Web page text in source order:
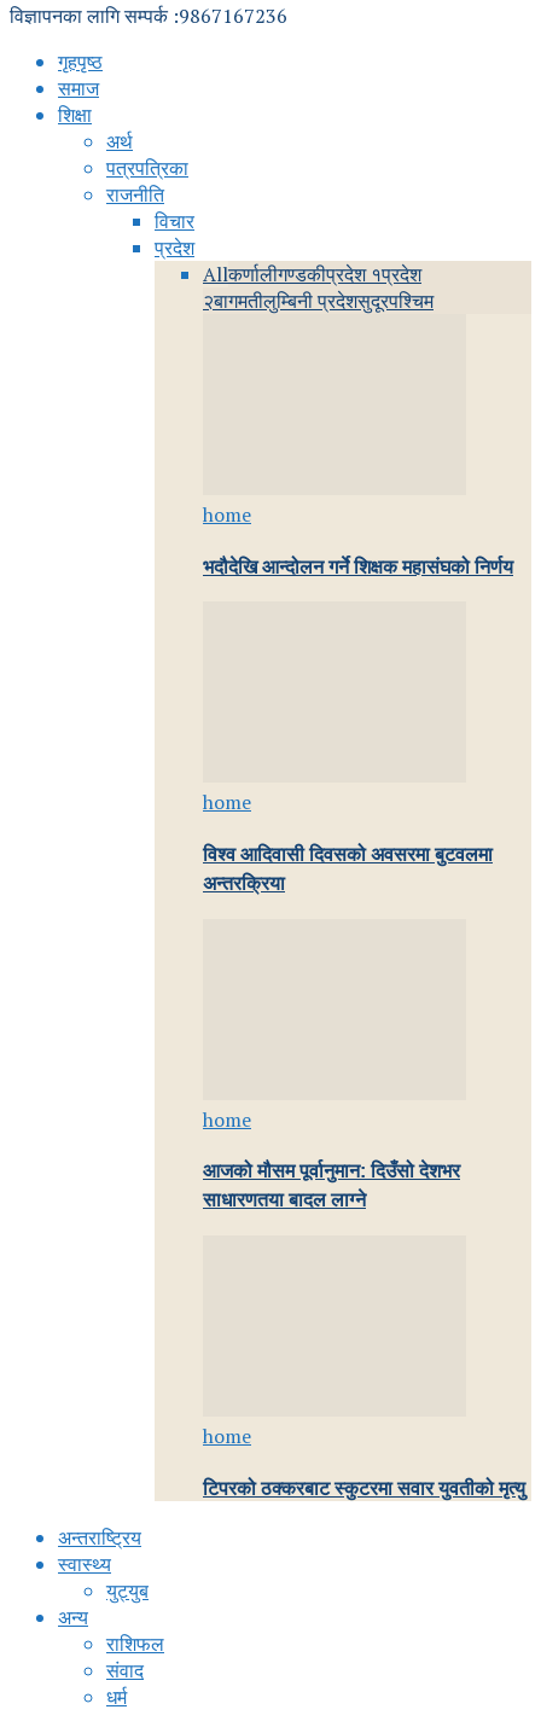
विज्ञापनका लागि सम्पर्क :9867167236
गृहपृष्ठ
समाज
शिक्षा
अर्थ
पत्रपत्रिका
राजनीति
विचार
प्रदेश
Allकर्णालीगण्डकीप्रदेश १प्रदेश
२बागमतीलुम्बिनी प्रदेशसुदूरपश्चिम
home
भदौदेखि आन्दोलन गर्ने शिक्षक महासंघको निर्णय
home
विश्व आदिवासी दिवसको अवसरमा बुटवलमा
अन्तरक्रिया
home
आजको मौसम पूर्वानुमान: दिउँसो देशभर
साधारणतया बादल लाग्ने
home
टिपरको ठक्करबाट स्कुटरमा सवार युवतीको मृत्यु
अन्तराष्ट्रिय
स्वास्थ्य
युट्युब
अन्य
राशिफल
संवाद
धर्म